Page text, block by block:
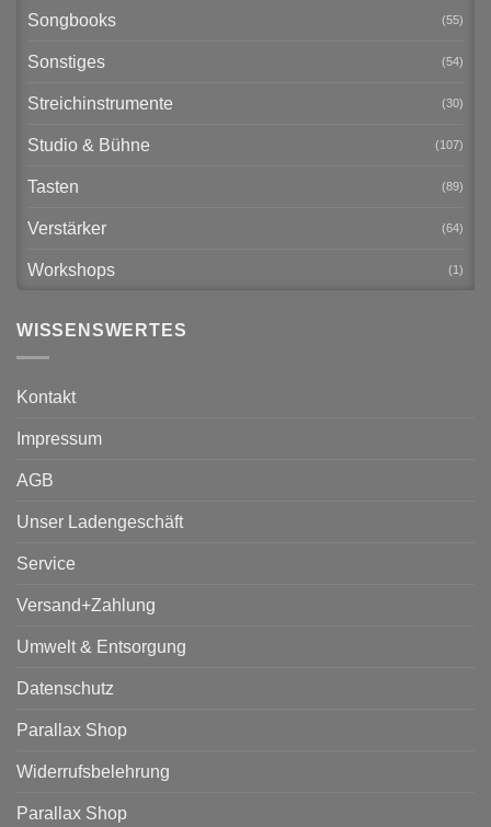
Songbooks (55)
Sonstiges (54)
Streichinstrumente (30)
Studio & Bühne (107)
Tasten (89)
Verstärker (64)
Workshops (1)
WISSENSWERTES
Kontakt
Impressum
AGB
Unser Ladengeschäft
Service
Versand+Zahlung
Umwelt & Entsorgung
Datenschutz
Parallax Shop
Widerrufsbelehrung
Parallax Shop